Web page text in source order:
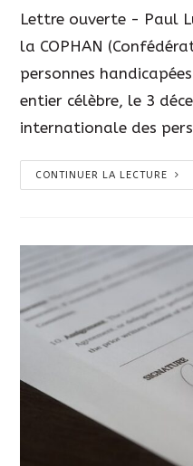
Lettre ouverte - Paul
la COPHAN
personnes
entier célèbre, le 3
internationale des
CONTINUER LA LECTURE